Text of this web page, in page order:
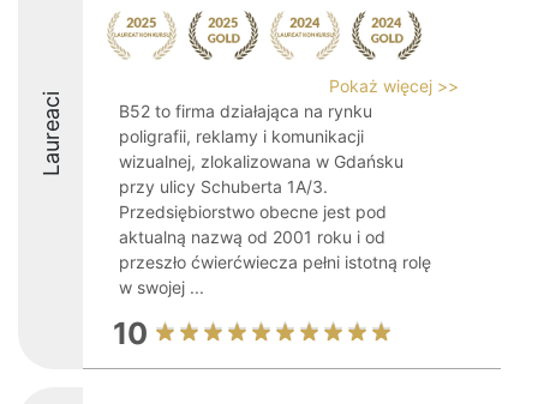
Laureaci
Pokaż więcej >>
B52 to firma działająca na rynku
poligrafii, reklamy i komunikacji
wizualnej, zlokalizowana w Gdańsku
przy ulicy Schuberta 1A/3.
Przedsiębiorstwo obecne jest pod
aktualną nazwą od 2001 roku i od
przeszło ćwierćwiecza pełni istotną rolę
w swojej ...
10